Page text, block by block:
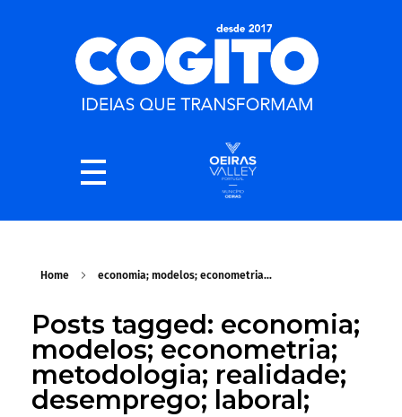
Home economia; modelos; econometria...
Posts tagged: economia;
modelos; econometria;
metodologia; realidade;
desemprego; laboral;